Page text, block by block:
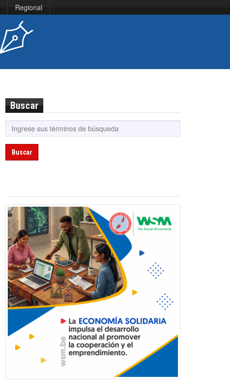
Regional
Buscar
Buscar